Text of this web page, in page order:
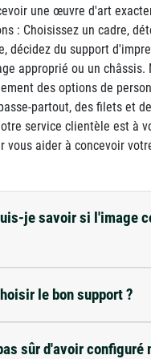
une œuvre d'art
: Choisissez un cadre,
décidez du support
approprié ou un châssis.
des options de
partout, des filets et
service clientèle est à
vous aider à concevoir
je savoir si l'image
le bon support ?
sûr d'avoir configuré